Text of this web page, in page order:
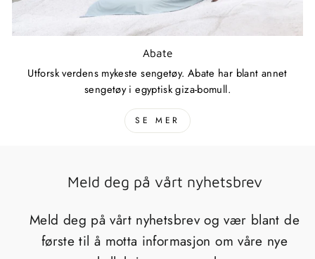
Abate
Utforsk verdens mykeste sengetøy. Abate har blant annet
sengetøy i egyptisk giza-bomull.
SE MER
Meld deg på vårt nyhetsbrev
Meld deg på vårt nyhetsbrev og vær blant de
første til å motta informasjon om våre nye